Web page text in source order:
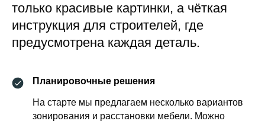
только красивые картинки, а чёткая
инструкция для строителей, где
предусмотрена каждая деталь.
Планировочные решения
На старте мы предлагаем несколько вариантов
зонирования и расстановки мебели. Можно